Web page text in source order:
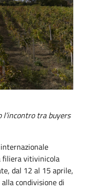
tra buyers
filiera vitivinicola
dal 12 al 15 aprile,
condivisione di